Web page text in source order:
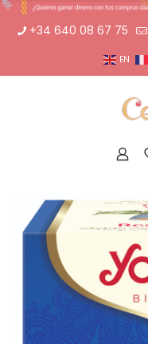
+34 640 08 67 75
EN